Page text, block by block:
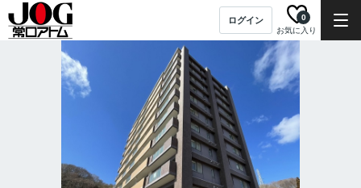
ログイン
お気に入り
0